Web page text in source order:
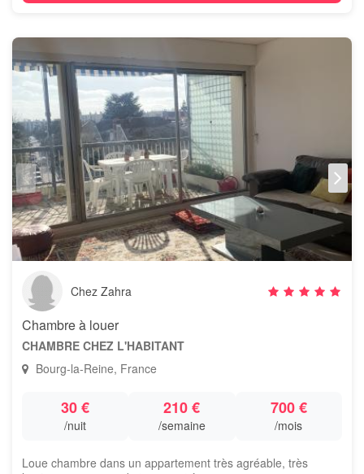
Chez Zahra
Chambre à louer
CHAMBRE CHEZ L'HABITANT
Bourg-la-Reine, France
30 €
/nuit
210 €
/semaine
700 €
/mois
Loue chambre dans un appartement très agréable, très